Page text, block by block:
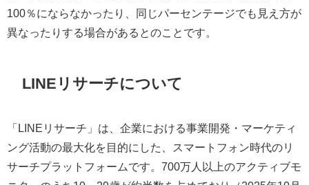
100％にならなかったり、同じパーセンテージでも見え方が
異なったりする場合があるとのことです。
LINEリサーチについて
「LINEリサーチ」は、企業における事業開発・マーケティ
ング活動の最大化を目的にした、スマートフォン時代のリ
サーチプラットフォームです。700万人以上のアクティブモ